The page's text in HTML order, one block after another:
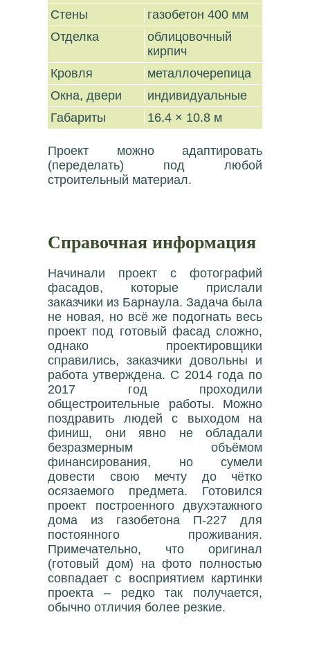
Стены
газобетон 400 мм
Отделка
облицовочный
кирпич
Кровля
металлочерепица
Окна, двери
индивидуальные
Габариты
16.4 × 10.8 м
Проект можно адаптировать
(переделать) под любой
строительный материал.
Справочная информация
Начинали проект с фотографий
фасадов, которые прислали
заказчики из Барнаула. Задача была
не новая, но всё же подогнать весь
проект под готовый фасад сложно,
однако проектировщики
справились, заказчики довольны и
работа утверждена. С 2014 года по
2017 год проходили
общестроительные работы. Можно
поздравить людей с выходом на
финиш, они явно не обладали
безразмерным объёмом
финансирования, но сумели
довести свою мечту до чётко
осязаемого предмета. Готовился
проект построенного двухэтажного
дома из газобетона П-227 для
постоянного проживания.
Примечательно, что оригинал
(готовый дом) на фото полностью
совпадает с восприятием картинки
проекта – редко так получается,
обычно отличия более резкие.